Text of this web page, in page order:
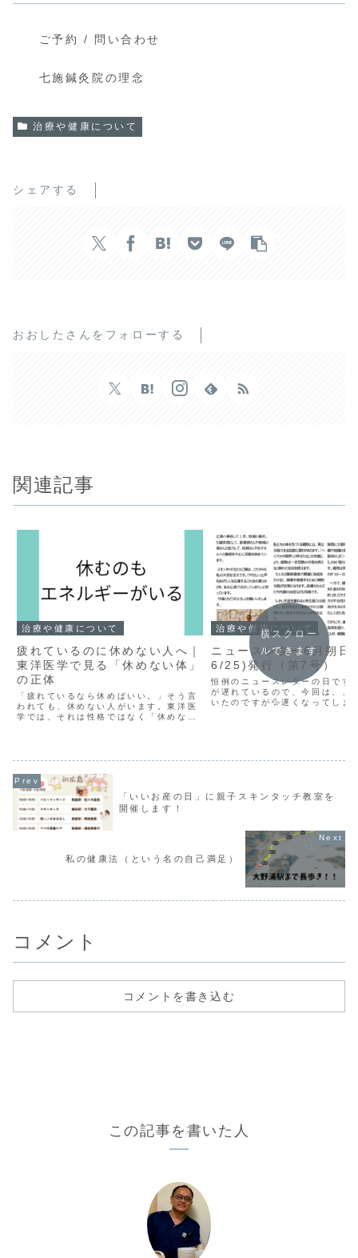
ご予約 / 問い合わせ
七施鍼灸院の理念
治療や健康について
シェアする
おおしたさんをフォローする
関連記事
治療や健康について
疲れているのに休めない人へ｜
東洋医学で見る「休めない体」
の正体
「疲れているなら休めばいい。」そう言
われても、休めない人がいます。東洋医
学では、それは性格ではなく「休めない
治療や健康について
ニュースレター6月朔日
6/25)発行（第7号）
恒例のニュースレターの日です
が遅れているので、今回は、、
いたのですが💦遅くなってしま
横スクロー
ルできます
「いいお産の日」に親子スキンタッチ教室を
開催します！
私の健康法（という名の自己満足）
コメント
コメントを書き込む
この記事を書いた人